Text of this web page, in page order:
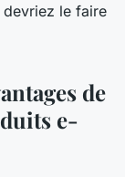
le faire
de
e-